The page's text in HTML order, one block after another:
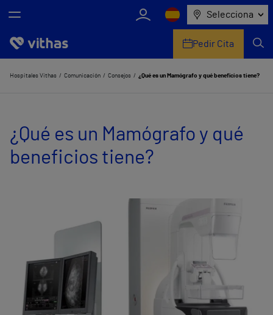
Selecciona
Nosotros
Servicios de salud
Equipo médico y asistencial
Pedir Cita
Hospitales Vithas Comunicación Consejos ¿Qué es un Mamógrafo y qué beneficios tiene?
¿Qué es un Mamógrafo y qué
beneficios tiene?